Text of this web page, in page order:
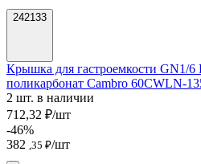
242133
Крышка для гастроемкости GN1/
поликарбонат Cambro 60CWLN-
2 шт. в наличии
712,32 ₽/шт
-46%
382 ,35 ₽/шт